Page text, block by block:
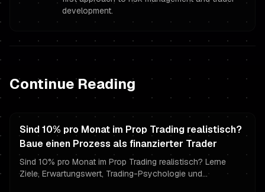
development.
Continue Reading
Sind 10% pro Monat im Prop Trading realistisch?
Baue einen Prozess als finanzierter Trader
Sind 10% pro Monat im Prop Trading realistisch? Lerne
Ziele, Erwartungswert, Trading-Psychologie und